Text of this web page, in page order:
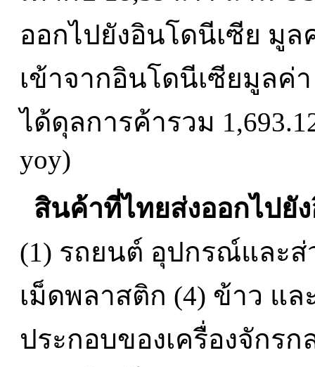
ออกไปยังอินโดนีเซีย มูล
เข้าจากอินโดนีเซียมูลค่า
ได้ดุลการค้ารวม
yoy)
สินค้าที่ไทยส่งออกไปยั
(1) รถยนต์ อุปกรณ์และส่
เม็ดพลาสติก (4) ข้าว แล
ประกอบของเครื่องจักร